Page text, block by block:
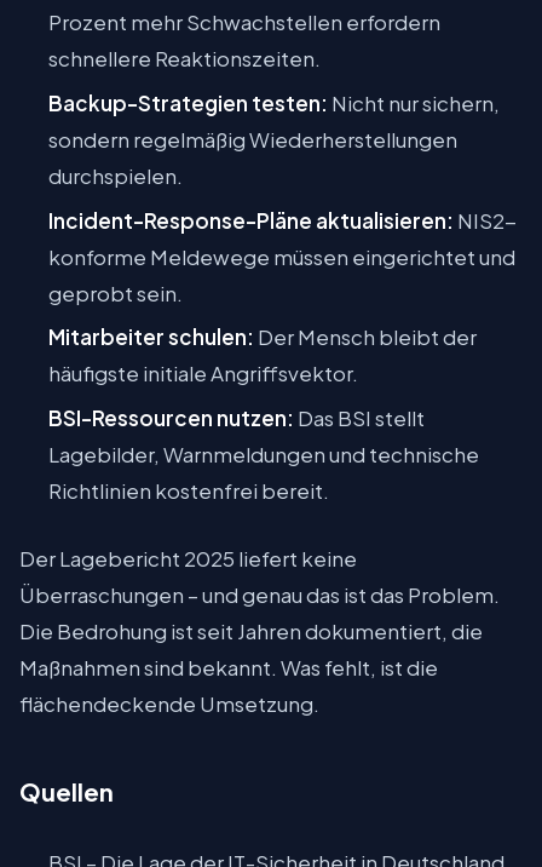
Prozent mehr Schwachstellen erfordern
schnellere Reaktionszeiten.
Backup-Strategien testen: Nicht nur sichern,
sondern regelmäßig Wiederherstellungen
durchspielen.
Incident-Response-Pläne aktualisieren: NIS2-
konforme Meldewege müssen eingerichtet und
geprobt sein.
Mitarbeiter schulen: Der Mensch bleibt der
häufigste initiale Angriffsvektor.
BSI-Ressourcen nutzen: Das BSI stellt
Lagebilder, Warnmeldungen und technische
Richtlinien kostenfrei bereit.
Der Lagebericht 2025 liefert keine
Überraschungen – und genau das ist das Problem.
Die Bedrohung ist seit Jahren dokumentiert, die
Maßnahmen sind bekannt. Was fehlt, ist die
flächendeckende Umsetzung.
Quellen